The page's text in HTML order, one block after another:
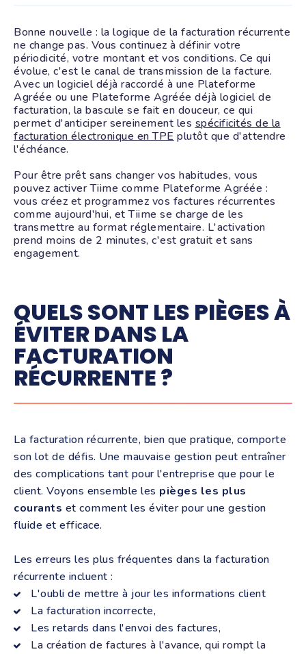
Bonne nouvelle : la logique de la facturation récurrente
ne change pas. Vous continuez à définir votre
périodicité, votre montant et vos conditions. Ce qui
évolue, c'est le canal de transmission de la facture.
Avec un logiciel déjà raccordé à une Plateforme
Agréée ou une Plateforme Agréée déjà logiciel de
facturation, la bascule se fait en douceur, ce qui
permet d'anticiper sereinement les spécificités de la
facturation électronique en TPE plutôt que d'attendre
l'échéance.
Pour être prêt sans changer vos habitudes, vous
pouvez activer Tiime comme Plateforme Agréée :
vous créez et programmez vos factures récurrentes
comme aujourd'hui, et Tiime se charge de les
transmettre au format réglementaire. L'activation
prend moins de 2 minutes, c'est gratuit et sans
engagement.
QUELS SONT LES PIÈGES À
ÉVITER DANS LA
FACTURATION
RÉCURRENTE ?
La facturation récurrente, bien que pratique, comporte
son lot de défis. Une mauvaise gestion peut entraîner
des complications tant pour l'entreprise que pour le
client. Voyons ensemble les pièges les plus
courants et comment les éviter pour une gestion
fluide et efficace.
Les erreurs les plus fréquentes dans la facturation
récurrente incluent :
L'oubli de mettre à jour les informations client
La facturation incorrecte,
Les retards dans l'envoi des factures,
La création de factures à l'avance, qui rompt la